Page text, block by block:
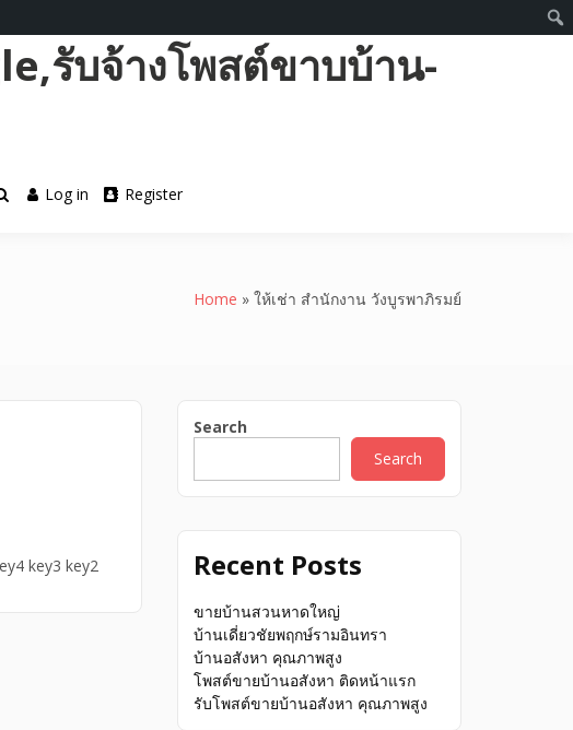
รับจ้างโพสต์ขาบบ้าน-
Log in Register
Home » ให้เช่า สำนักงาน วังบูรพาภิรมย์
key3 key2
Search
Search
Recent Posts
ขายบ้านสวนหาดใหญ่
บ้านเดี่ยวชัยพฤกษ์รามอินทรา
บ้านอสังหา คุณภาพสูง
โพสต์ขายบ้านอสังหา ติดหน้าแรก
รับโพสต์ขายบ้านอสังหา คุณภาพสูง